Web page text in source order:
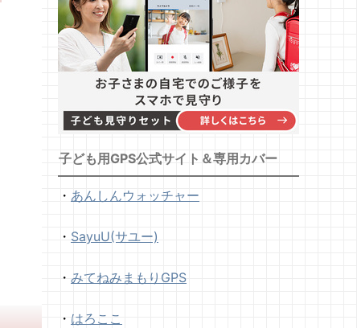
子ども用GPS公式サイト＆専用カバー
・ あんしんウォッチャー
・ SayuU(サユー)
・ みてねみまもりGPS
・ はろここ